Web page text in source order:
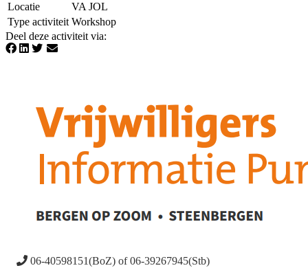
Locatie
VA JOL
Type activiteit Workshop
Deel deze activiteit via:
06-40598151(BoZ) of 06-39267945(Stb)